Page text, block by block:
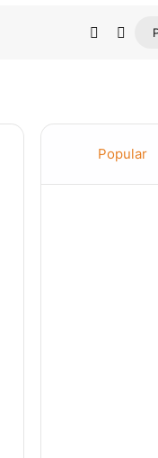
Barra
Popular